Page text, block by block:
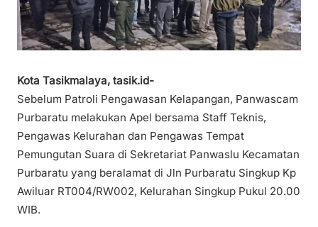
Kota Tasikmalaya, tasik.id-
Sebelum Patroli Pengawasan Kelapangan, Panwascam
Purbaratu melakukan Apel bersama Staff Teknis,
Pengawas Kelurahan dan Pengawas Tempat
Pemungutan Suara di Sekretariat Panwaslu Kecamatan
Purbaratu yang beralamat di Jln Purbaratu Singkup Kp
Awiluar RT004/RW002, Kelurahan Singkup Pukul 20.00
WIB.